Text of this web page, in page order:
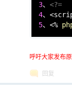
3、 <?=
4、
5、<%
呼吁大家发布
回复